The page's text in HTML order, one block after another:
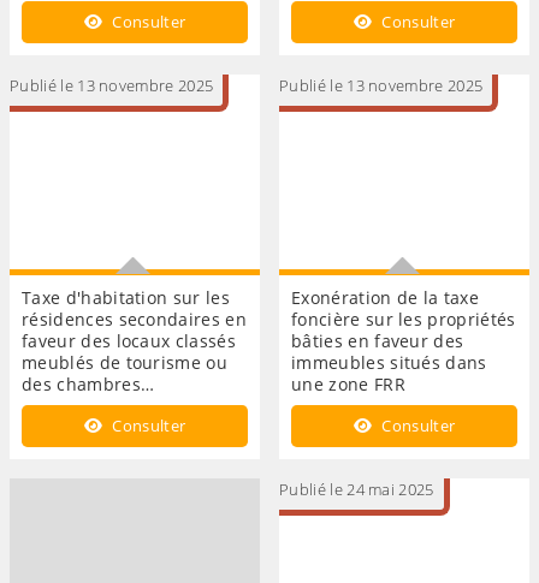
Affiliation au CDG59 du
Syndicat Mixte des ports
Nord Europe
Consulter
Taxe foncière sur les
propriétés non bâties
Consulter
Publié le 13 novembre 2025
Taxe d'habitation sur les
résidences secondaires en
faveur des locaux classés
meublés de tourisme ou
des chambres…
Taxe d'habitation sur les
résidences secondaires en
Consulter
Publié le 13 novembre 2025
Exonération de la taxe
foncière sur les propriétés
bâties en faveur des
immeubles situés dans
une zone FRR
Exonération de la taxe
foncière sur les propriétés
immeubles situés dans une
zone FRR
Consulter
Publié le 24 mai 2025